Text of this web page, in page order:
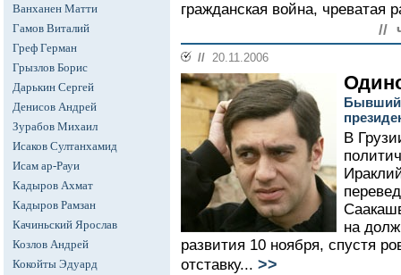
Ванханен Матти
Гамов Виталий
Греф Герман
Грызлов Борис
Дарькин Сергей
Денисов Андрей
Зурабов Михаил
Исаков Султанхамид
Исам ар-Рауи
Кадыров Ахмат
Кадыров Рамзан
Качиньский Ярослав
Козлов Андрей
Кокойты Эдуард
гражданская война, чреватая
//
// 20.11.2006
Бывший
В
на
развития 10 ноября, спустя
отставку... >>